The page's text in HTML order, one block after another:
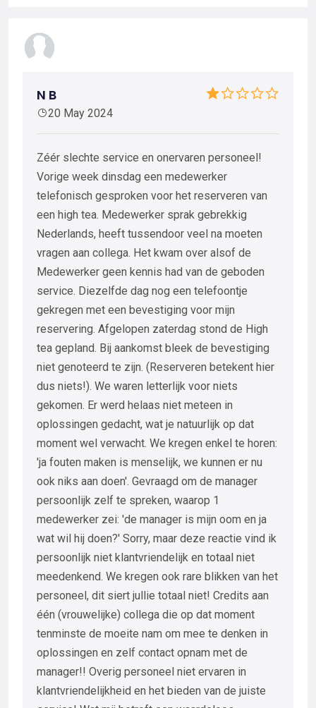
N B
20 May 2024
Zéér slechte service en onervaren personeel!
Vorige week dinsdag een medewerker
telefonisch gesproken voor het reserveren van
een high tea. Medewerker sprak gebrekkig
Nederlands, heeft tussendoor veel na moeten
vragen aan collega. Het kwam over alsof de
Medewerker geen kennis had van de geboden
service. Diezelfde dag nog een telefoontje
gekregen met een bevestiging voor mijn
reservering. Afgelopen zaterdag stond de High
tea gepland. Bij aankomst bleek de bevestiging
niet genoteerd te zijn. (Reserveren betekent hier
dus niets!). We waren letterlijk voor niets
gekomen. Er werd helaas niet meteen in
oplossingen gedacht, wat je natuurlijk op dat
moment wel verwacht. We kregen enkel te horen:
'ja fouten maken is menselijk, we kunnen er nu
ook niks aan doen'. Gevraagd om de manager
persoonlijk zelf te spreken, waarop 1
medewerker zei: 'de manager is mijn oom en ja
wat wil hij doen?' Sorry, maar deze reactie vind ik
persoonlijk niet klantvriendelijk en totaal niet
meedenkend. We kregen ook rare blikken van het
personeel, dit siert jullie totaal niet! Credits aan
één (vrouwelijke) collega die op dat moment
tenminste de moeite nam om mee te denken in
oplossingen en zelf contact opnam met de
manager!! Overig personeel niet ervaren in
klantvriendelijkheid en het bieden van de juiste